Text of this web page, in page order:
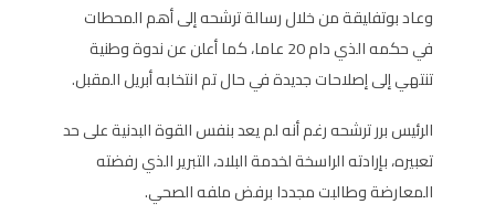
وعاد بوتفليقة من خلال رسالة ترشحه إلى أهم المحطات
في حكمه الذي دام 20 عاما، كما أعلن عن ندوة وطنية
تنتهي إلى إصلاحات جديدة في حال تم انتخابه أبريل المقبل.
الرئيس برر ترشحه رغم أنه لم يعد بنفس القوة البدنية على حد
تعبيره، بإرادته الراسخة لخدمة البلاد، التبرير الذي رفضته
المعارضة وطالبت مجددا برفض ملفه الصحي.